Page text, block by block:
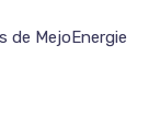
de MejoEnergie